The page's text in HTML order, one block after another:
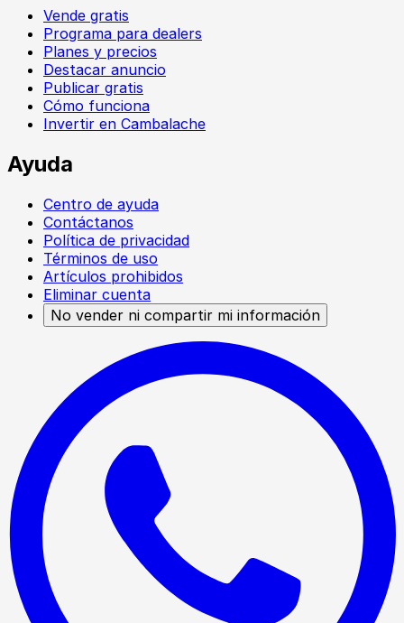
Vende gratis
Programa para dealers
Planes y precios
Destacar anuncio
Publicar gratis
Cómo funciona
Invertir en Cambalache
Ayuda
Centro de ayuda
Contáctanos
Política de privacidad
Términos de uso
Artículos prohibidos
Eliminar cuenta
No vender ni compartir mi información